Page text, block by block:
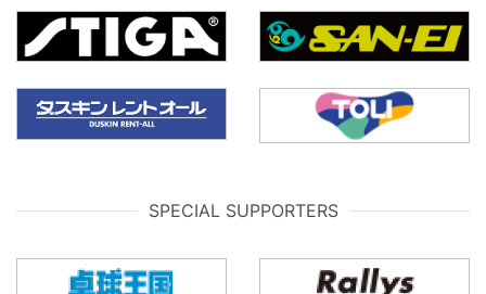
SPECIAL SUPPORTERS